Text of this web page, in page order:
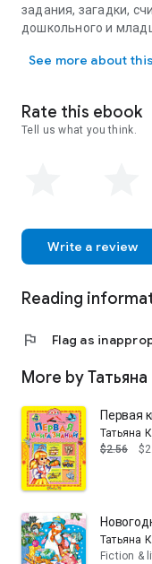
задания, загадки,
дошкольного и
See more about
Rate this ebook
Tell us what you think.
Write a review
Reading
flag Flag as
More by
Первая
Татьяна
$2.56
Татьяна
Fiction &